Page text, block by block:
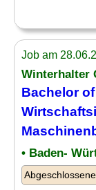
Job am
Winterhalter
Bachelor
• Baden-